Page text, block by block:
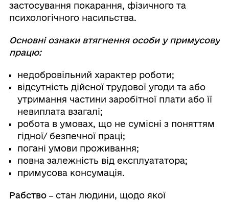
застосування покарання, фізичного та
психологічного насильства.
Основні ознаки втягнення особи у примусову
працю:
недобровільний характер роботи;
відсутність дійсної трудової угоди та або
утримання частини заробітної плати або її
невиплата взагалі;
робота в умовах, що не сумісні з поняттям
гідної/ безпечної праці;
погані умови проживання;
повна залежність від експлуататора;
примусова консумація.
Рабство ‒стан людини, щодо якої